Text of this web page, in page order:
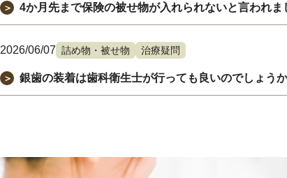
＞ 4か月先まで保険の被せ物が入れられないと言われま
2026/06/07 詰め物・被せ物 治療疑問
＞ 銀歯の装着は歯科衛生士が行っても良いのでしょう